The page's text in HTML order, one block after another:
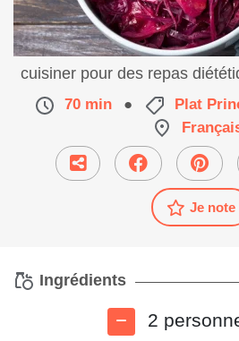
Une délicieuse recette de
cuisiner pour des repas
70 min ● Plat
Je note
Ingrédients
2